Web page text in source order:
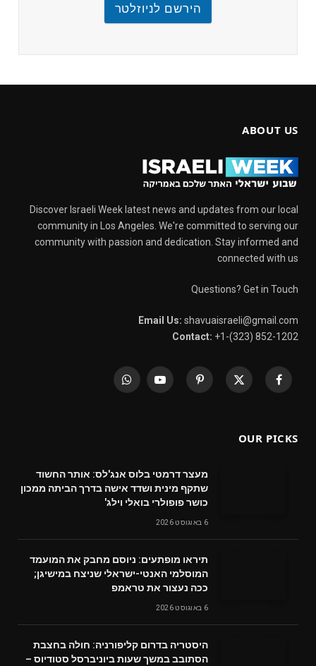
הירשם לניוזלטר
ABOUT US
Discover Israeli Week latest news and updates from our local
community in Los Angeles. We're committed to serving our
community with passion and dedication. Stay informed and
connected with us
Questions? Get in Touch
Email Us: shavuaisraeli@gmail.com
Contact: +1-(323) 852-1202
Facebook
X
Pinterest
YouTube
WhatsApp
OUR PICKS
מעצר דרמטי בלוס אנג'לס: אותר החשוד
שתקף מינית ושדד אישה בדרך הביתה ממכון
כושר פופולרי בואלי וילג'
6 באוגוסט 2026
תיראו מופתעים: ניוסם מחבק את המועמד
המוסלמי האנטי-ישראלי שניצח במישיגן;
ככה נעצור את טראמפ
6 באוגוסט 2026
היסטריה בדרום קליפורניה: חולה בחצבת
הסתובב במשך שעות ביוניברסל סטודיוס –